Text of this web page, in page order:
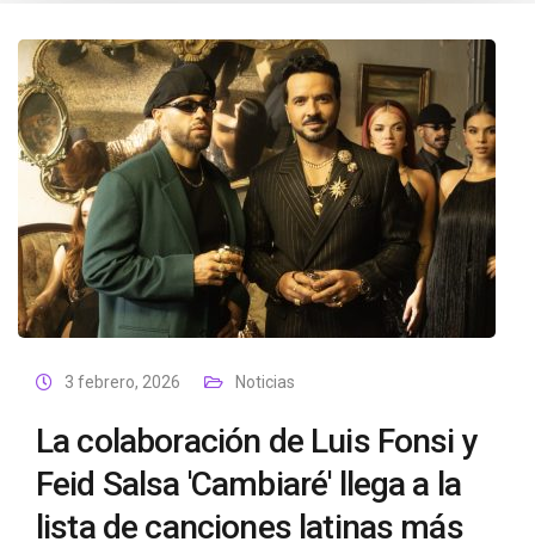
3 febrero, 2026 Noticias
La colaboración de Luis Fonsi y
Feid Salsa 'Cambiaré' llega a la
lista de canciones latinas más